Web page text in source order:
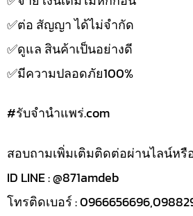
✅️ต่อ สัญญา ได้ไม่จำกัด
✅️ดูแล สินค้าเป็นอย่างดี
✅️มีความปลอดภัย100%
#รับจํานําแพร่.com
สอบถามเพิ่มเติมติดต่อผ่านไลน์หรื
ID LINE : @871amdeb
โทรติดเบอร์ :